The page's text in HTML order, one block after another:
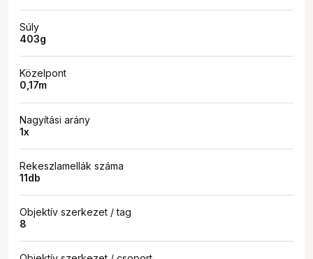
Súly
403g
Közelpont
0,17m
Nagyítási arány
1x
Rekeszlamellák száma
11db
Objektív szerkezet / tag
8